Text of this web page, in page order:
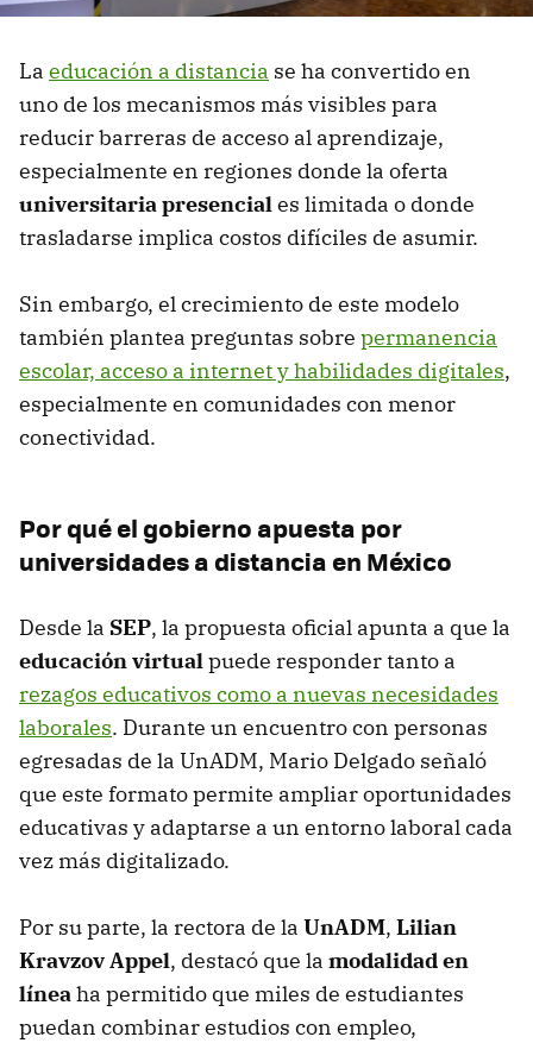
La educación a distancia se ha convertido en
uno de los mecanismos más visibles para
reducir barreras de acceso al aprendizaje,
especialmente en regiones donde la oferta
universitaria presenciales limitada o donde
trasladarse implica costos difíciles de asumir.
Sin embargo, el crecimiento de este modelo
también plantea preguntas sobre permanencia
escolar, acceso a internet y habilidades digitales,
especialmente en comunidades con menor
conectividad.
Por qué el gobierno apuesta por
universidades a distancia en México
Desde la SEP, la propuesta oficial apunta a que la
educación virtualpuede responder tanto a
rezagos educativos como a nuevas necesidades
laborales. Durante un encuentro con personas
egresadas de la UnADM, Mario Delgado señaló
que este formato permite ampliar oportunidades
educativas y adaptarse a un entorno laboral cada
vez más digitalizado.
Por su parte, la rectora de la UnADM, Lilian
Kravzov Appel, destacó que la modalidad en
líneaha permitido que miles de estudiantes
puedan combinar estudios con empleo,